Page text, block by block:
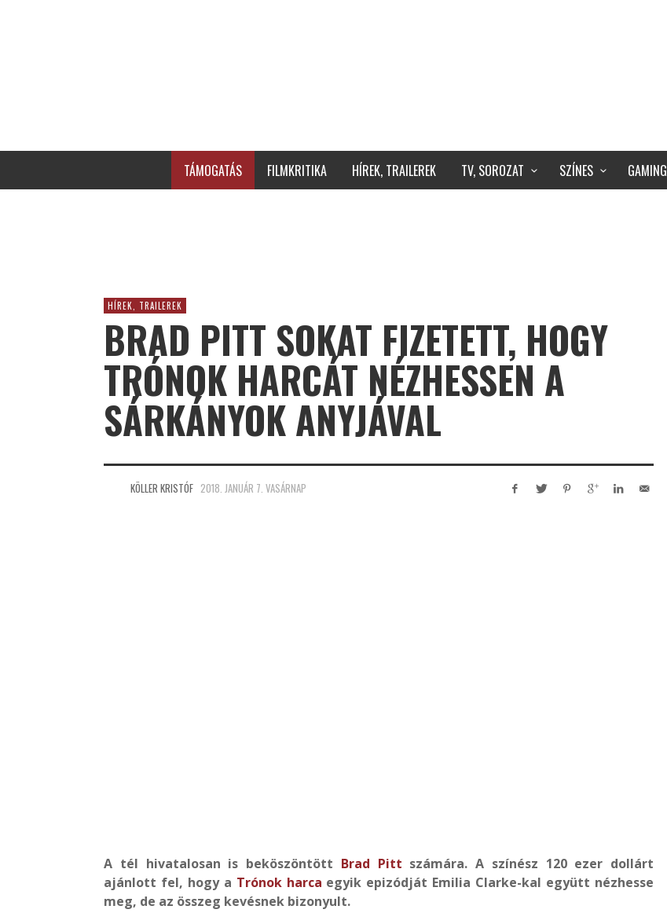
TÁMOGATÁS FILMKRITIKA HÍREK, TRAILEREK TV, SOROZAT SZÍNES GAMING
HÍREK, TRAILEREK
BRAD PITT SOKAT FIZETETT, HOGY
TRÓNOK HARCÁT NÉZHESSEN A
SÁRKÁNYOK ANYJÁVAL
KÖLLER KRISTÓF 2018. JANUÁR 7. VASÁRNAP
A tél hivatalosan is beköszöntött Brad Pitt számára. A színész 120 ezer dollárt
ajánlott fel, hogy a Trónok harca egyik epizódját Emilia Clarke-kal együtt nézhesse
meg, de az összeg kevésnek bizonyult.